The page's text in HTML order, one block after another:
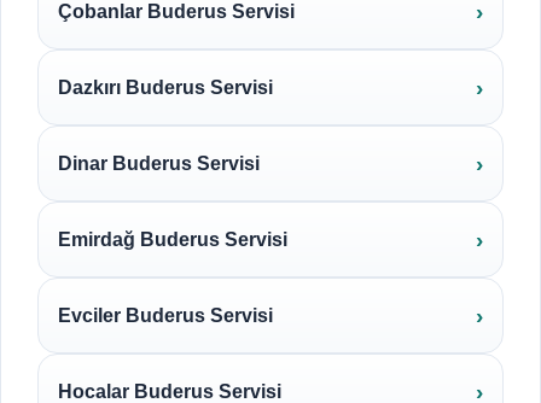
Çobanlar Buderus Servisi
Dazkırı Buderus Servisi
Dinar Buderus Servisi
Emirdağ Buderus Servisi
Evciler Buderus Servisi
Hocalar Buderus Servisi